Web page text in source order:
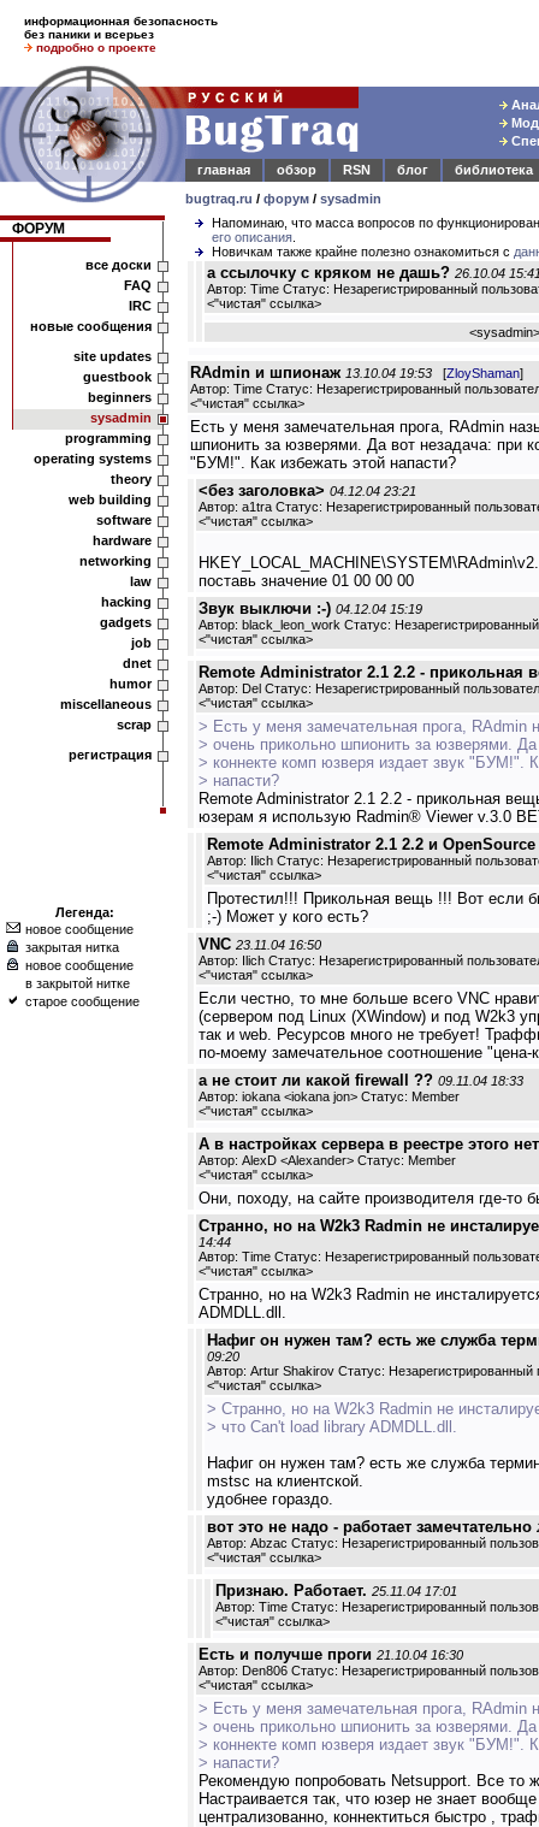
информационная безопасность
без паники и всерьез
подробно о проекте
главная
обзор RSN блог
библиотека
bugtraq.ru / форум / sysadmin
ФОРУМ
все доски
FAQ
IRC
новые сообщения
site updates
guestbook
beginners
sysadmin
programming
operating systems
theory
web building
software
hardware
networking
law
hacking
gadgets
job
dnet
humor
miscellaneous
scrap
регистрация
Легенда:
новое сообщение
закрытая нитка
новое сообщение
в закрытой нитке
старое сообщение
Напоминаю, что масса вопросов по
его описания
Новичкам также крайне полезно ознакомиться с
а ссылочку с кряком не дашь? 26.10.04
Автор: Time Статус: Незарегистрированный
<"чистая" ссылка>
<sysadmin>
RAdmin и шпионаж 13.10.04 19:53 [ZloyShaman]
Автор: Time Статус: Незарегистрированный
<"чистая" ссылка>
Есть у меня замечательная прога, RAdmin
шпионить за юзверями. Да вот незадача: при
"БУМ!". Как избежать этой напасти?
<без заголовка> 04.12.04 23:21
Автор: a1tra Статус: Незарегистрированный
<"чистая" ссылка>
поставь значение 01 00 00 00
Звук выключи :-) 04.12.04 15:19
Автор: black_leon_work Статус:
<"чистая" ссылка>
Remote Administrator 2.1 2.2 - прикольная
Автор: Del Статус: Незарегистрированный
<"чистая" ссылка>
> Есть у меня замечательная прога, RAdmin
> очень прикольно шпионить за юзверями.
> коннекте комп юзверя издает звук "БУМ!".
> напасти?
Remote Administrator 2.1 2.2 - прикольная
юзерам я использую Radmin® Viewer v.3.0
Remote Administrator 2.1 2.2 и OpenSource
Автор: Ilich Статус: Незарегистрированный
<"чистая" ссылка>
Протестил!!! Прикольная вещь !!! Вот если
;-) Может у кого есть?
VNC 23.11.04 16:50
Автор: Ilich Статус: Незарегистрированный
<"чистая" ссылка>
Если честно, то мне больше всего VNC
(сервером под Linux (XWindow) и под W2k3
так и web. Ресурсов много не требует!
по-моему замечательное соотношение "цена-
а не стоит ли какой firewall ?? 09.11.04 18:33
Автор: iokana <iokana jon> Статус: Member
<"чистая" ссылка>
А в настройках сервера в реестре этого
Автор: AlexD <Alexander> Статус: Member
<"чистая" ссылка>
Они, походу, на сайте производителя где-то
Странно, но на W2k3 Radmin не
14:44
Автор: Time Статус: Незарегистрированный
<"чистая" ссылка>
Странно, но на W2k3 Radmin не
ADMDLL.dll.
Нафиг он нужен там? есть же служба
09:20
Автор: Artur Shakirov Статус: Незарегистрированный
<"чистая" ссылка>
> Странно, но на W2k3 Radmin не
> что Can't load library ADMDLL.dll.
Нафиг он нужен там? есть же служба
mstsc на клиентской.
удобнее гораздо.
вот это не надо - работает замечтательно
Автор: Abzac Статус: Незарегистрированный
<"чистая" ссылка>
Признаю. Работает. 25.11.04 17:01
Автор: Time Статус: Незарегистрированный
<"чистая" ссылка>
Есть и получше проги 21.10.04 16:30
Автор: Den806 Статус: Незарегистрированный
<"чистая" ссылка>
> Есть у меня замечательная прога, RAdmin
> очень прикольно шпионить за юзверями.
> коннекте комп юзверя издает звук "БУМ!".
> напасти?
Рекомендую попробовать Netsupport. Все то
Настраивается так, что юзер не знает
централизованно, коннектиться быстро ,